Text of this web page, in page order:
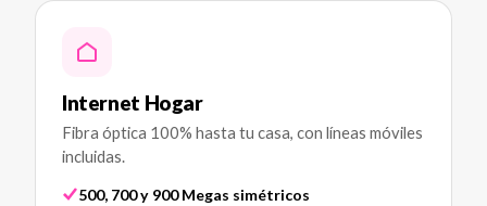
Internet Hogar
Fibra óptica 100% hasta tu casa, con líneas móviles
incluidas.
500, 700 y 900 Megas simétricos